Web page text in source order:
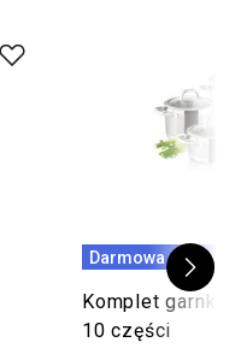
Darmowa dostawa
Komplet
10 części